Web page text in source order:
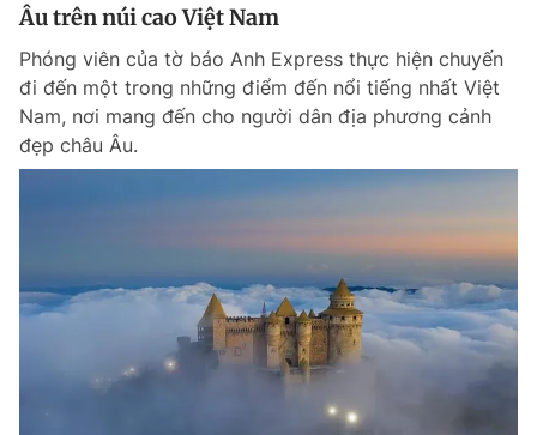
Âu trên núi cao Việt Nam
Phóng viên của tờ báo Anh Express thực hiện chuyến
đi đến một trong những điểm đến nổi tiếng nhất Việt
Nam, nơi mang đến cho người dân địa phương cảnh
đẹp châu Âu.